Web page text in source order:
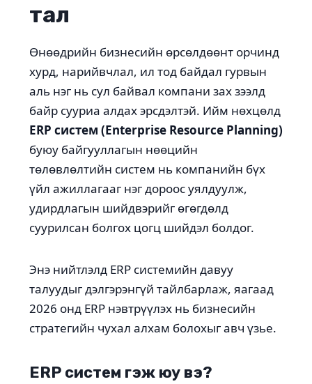
тал
Өнөөдрийн бизнесийн өрсөлдөөнт орчинд
хурд, нарийвчлал, ил тод байдал гурвын
аль нэг нь сул байвал компани зах зээлд
байр сууриа алдах эрсдэлтэй. Ийм нөхцөлд
ERP систем (Enterprise Resource Planning)
буюу байгууллагын нөөцийн
төлөвлөлтийн систем нь компанийн бүх
үйл ажиллагааг нэг дороос уялдуулж,
удирдлагын шийдвэрийг өгөгдөлд
суурилсан болгох цогц шийдэл болдог.
Энэ нийтлэлд ERP системийн давуу
талуудыг дэлгэрэнгүй тайлбарлаж, яагаад
2026 онд ERP нэвтрүүлэх нь бизнесийн
стратегийн чухал алхам болохыг авч үзье.
ERP систем гэж юу вэ?